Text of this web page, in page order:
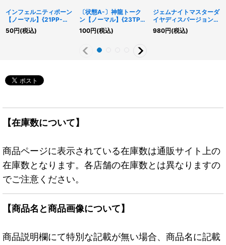
インフェルニティポーン
【ノーマル】{21PP-
JP011}《モンスター》
50円(税込)
〔状態A-〕神龍トーク
ン【ノーマル】{23TP-
JP416}《トークン》
100円(税込)
ジェムナイトマスターダ
イヤディスパージョン
【クォーターセンチュリ
ーシークレット】
980円(税込)
【在庫数について】
商品ページに表示されている在庫数は通販サイト上の
在庫数となります。各店舗の在庫数とは異なりますの
でご注意ください。
【商品名と商品画像について】
商品説明欄にて特別な記載が無い場合、商品名に記載